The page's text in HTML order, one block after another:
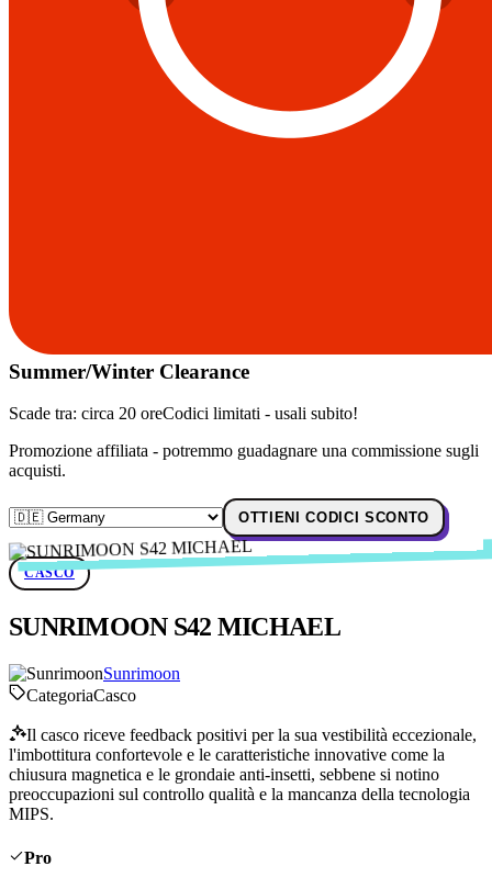
Summer/Winter Clearance
Scade tra: circa 20 oreCodici limitati - usali subito!
Promozione affiliata - potremmo guadagnare una commissione sugli
acquisti.
OTTIENI CODICI SCONTO
CASCO
SUNRIMOON S42 MICHAEL
Sunrimoon
CategoriaCasco
Il casco riceve feedback positivi per la sua vestibilità eccezionale,
l'imbottitura confortevole e le caratteristiche innovative come la
chiusura magnetica e le grondaie anti-insetti, sebbene si notino
preoccupazioni sul controllo qualità e la mancanza della tecnologia
MIPS.
Pro